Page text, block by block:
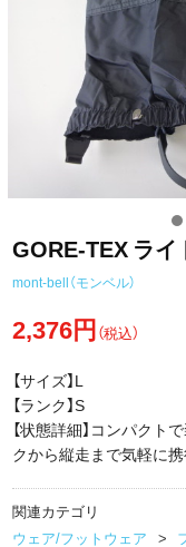
GORE-TEX ラ
mont-bell（モンベル）
2,376円（税込）
【サイズ】L
【ランク】S
【状態詳細】コンパクト
クから縦走まで気軽に
関連カテゴリ
ウェア/フットウェア